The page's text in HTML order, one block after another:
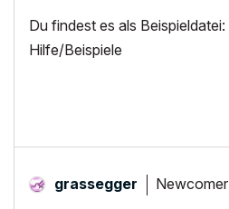
Du findest es als Beispieldatei:
Hilfe/Beispiele
grassegger Newcomer